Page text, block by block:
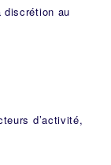
discrétion au
d’activité,